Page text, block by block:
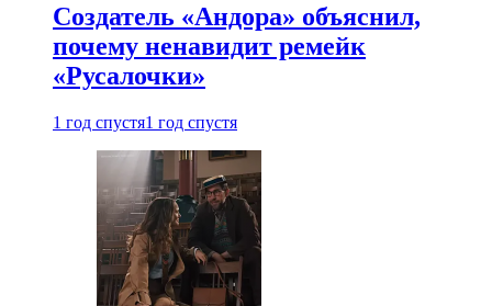
Создатель «Андора» объяснил,
почему ненавидит ремейк
«Русалочки»
1 год спустя1 год спустя